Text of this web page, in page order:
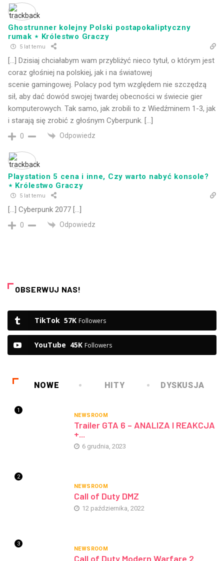
Ghostrunner kolejny Polski postapokaliptyczny
rumak ⋆ Królestwo Graczy
5 lat temu
[…] Dzisiaj chciałabym wam przybliżyć nieco tytuł, o którym jest
coraz głośniej na polskiej, jak i na światowej
scenie gamingowej. Polacy pod tym względem nie szczędzą
sił, aby dać dowód swojej twardej obecności w świecie gier
komputerowych. Tak samo, jak zrobili to z Wiedźminem 1-3, jak
i starają się zrobić z głośnym Cyberpunk. […]
0 Odpowiedz
Playstation 5 cena i inne, Czy warto nabyć konsole?
⋆ Królestwo Graczy
5 lat temu
[…] Cyberpunk 2077 […]
0 Odpowiedz
OBSERWUJ NAS!
TikTok 57K Followers
YouTube 45K Followers
NOWE HITY DYSKUSJA
1
NEWSROOM
Trailer GTA 6 – ANALIZA I REAKCJA
+...
6 grudnia, 2023
2
NEWSROOM
Call of Duty DMZ
12 października, 2022
3
NEWSROOM
Call of Duty Modern Warfare 2